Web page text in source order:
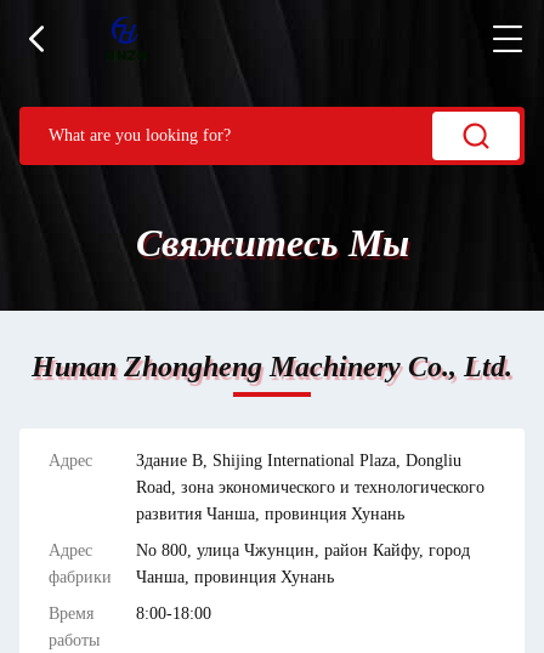
Свяжитесь Мы
Hunan Zhongheng Machinery Co., Ltd.
Адрес
Здание B, Shijing International Plaza, Dongliu
Road, зона экономического и технологического
развития Чанша, провинция Хунань
Адрес
фабрики
No 800, улица Чжунцин, район Кайфу, город
Чанша, провинция Хунань
Время
работы
8:00-18:00